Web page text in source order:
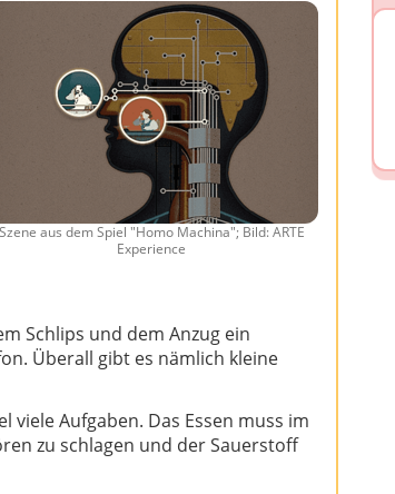
Szene aus dem Spiel "Homo Machina"; Bild: ARTE
Experience
Schlips und dem Anzug ein
Überall gibt es nämlich kleine
Aufgaben. Das Essen muss im
zu schlagen und der Sauerstoff